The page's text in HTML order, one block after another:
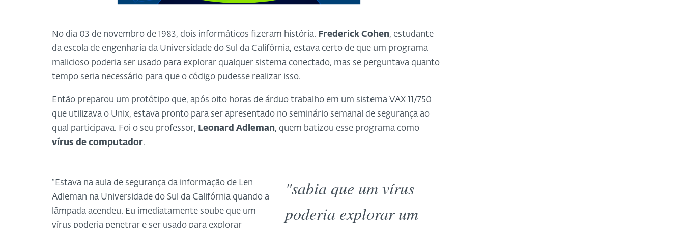
No dia 03 de novembro de 1983, dois informáticos fizeram história. Frederick Cohen, estudante
da escola de engenharia da Universidade do Sul da Califórnia, estava certo de que um programa
malicioso poderia ser usado para explorar qualquer sistema conectado, mas se perguntava quanto
tempo seria necessário para que o código pudesse realizar isso.
Então preparou um protótipo que, após oito horas de árduo trabalho em um sistema VAX 11/750
que utilizava o Unix, estava pronto para ser apresentado no seminário semanal de segurança ao
qual participava. Foi o seu professor, Leonard Adleman, quem batizou esse programa como
vírus de computador.
"sabia que um vírus
poderia explorar um
“Estava na aula de segurança da informação de Len
Adleman na Universidade do Sul da Califórnia quando a
lâmpada acendeu. Eu imediatamente soube que um
vírus poderia penetrar e ser usado para explorar